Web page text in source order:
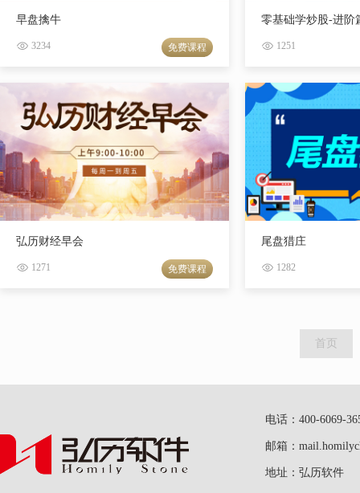
早盘擒牛
3234 免费课程
零基础学炒股-进阶
1251
弘历财经早会
1271 免费课程
尾盘猎庄
1282
首页
电话：400-6069-
邮箱：
地址：弘历软件